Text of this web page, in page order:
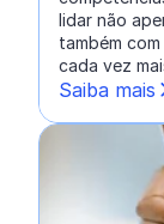
lidar não
também
cada vez
Saiba mais